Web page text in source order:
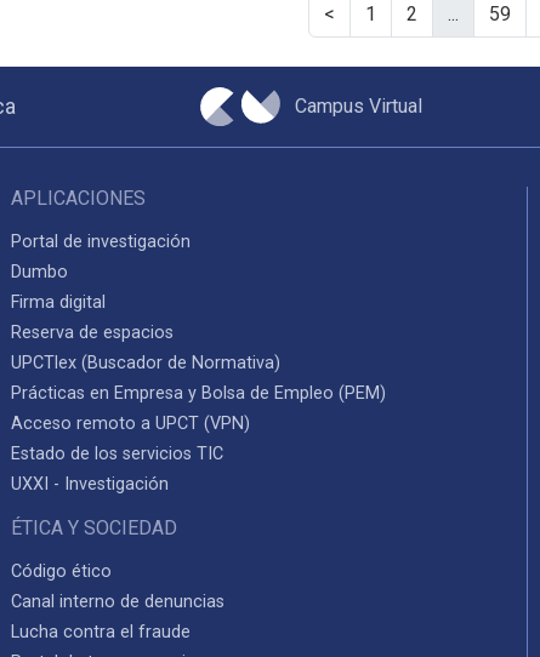
< 1 2 ... 59
Campus Virtual
APLICACIONES
Portal de investigación
Dumbo
Firma digital
Reserva de espacios
UPCTlex (Buscador de Normativa)
Prácticas en Empresa y Bolsa de Empleo (PEM)
Acceso remoto a UPCT (VPN)
Estado de los servicios TIC
UXXI - Investigación
ÉTICA Y SOCIEDAD
Código ético
Canal interno de denuncias
Lucha contra el fraude